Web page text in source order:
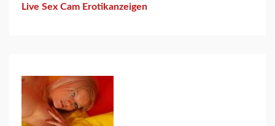
Live Sex Cam Erotikanzeigen